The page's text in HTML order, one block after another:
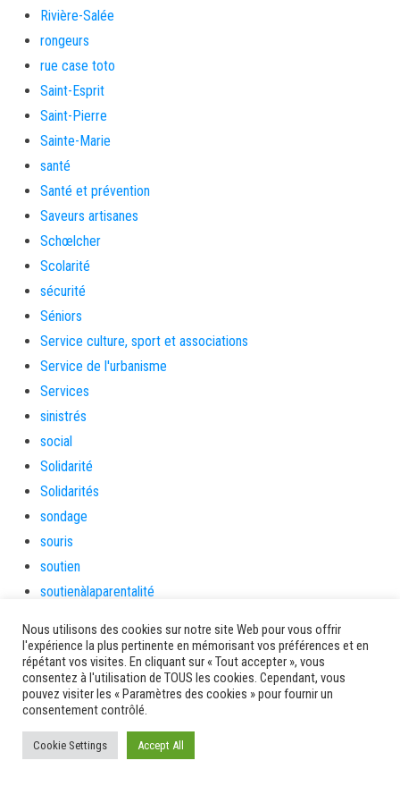
Rivière-Salée
rongeurs
rue case toto
Saint-Esprit
Saint-Pierre
Sainte-Marie
santé
Santé et prévention
Saveurs artisanes
Schœlcher
Scolarité
sécurité
Séniors
Service culture, sport et associations
Service de l'urbanisme
Services
sinistrés
social
Solidarité
Solidarités
sondage
souris
soutien
soutienàlaparentalité
Sport
Sports de nature
stage
Survie
tambour
Nous utilisons des cookies sur notre site Web pour vous offrir
l'expérience la plus pertinente en mémorisant vos préférences et en
répétant vos visites. En cliquant sur « Tout accepter », vous
consentez à l'utilisation de TOUS les cookies. Cependant, vous
pouvez visiter les « Paramètres des cookies » pour fournir un
consentement contrôlé.
Cookie Settings Accept All